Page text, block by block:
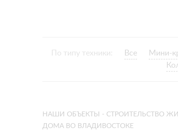
По типу техники: Все Мини-
НАШИ ОБЪЕКТЫ - СТРОИТЕЛЬСТВО
ДОМА ВО ВЛАДИВОСТОКЕ